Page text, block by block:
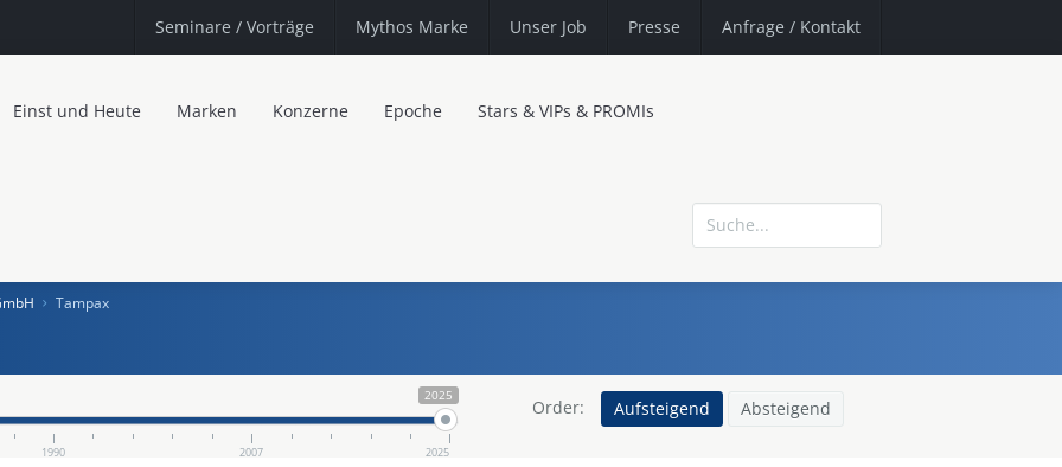
Seminare / Vorträge Mythos Marke Unser Job Presse Anfrage / Kontakt
Einst und Heute Marken Konzerne Epoche Stars & VIPs & PROMIs
Tampax
2025
1990 2007 2025
Order: Aufsteigend Absteigend